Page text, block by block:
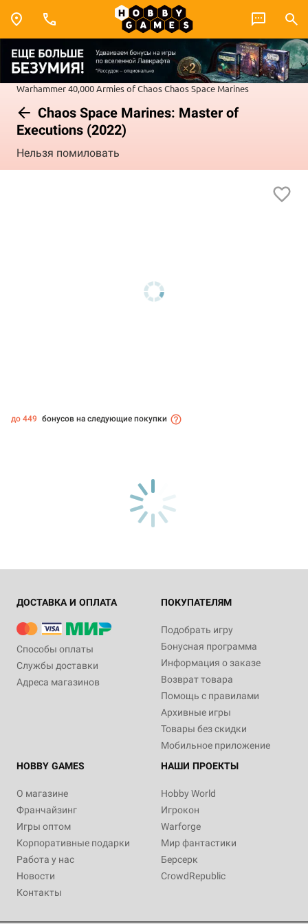
Warhammer 40,000Armies of ChaosChaos Space Marines
Chaos Space Marines: Master of
Executions (2022)
Нельзя помиловать
до 449 бонусов на следующие покупки
ДОСТАВКА И ОПЛАТА
Способы оплаты
Службы доставки
Адреса магазинов
ПОКУПАТЕЛЯМ
Подобрать игру
Бонусная программа
Информация о заказе
Возврат товара
Помощь с правилами
Архивные игры
Товары без скидки
Мобильное приложение
HOBBY GAMES
О магазине
Франчайзинг
Игры оптом
Корпоративные подарки
Работа у нас
Новости
Контакты
НАШИ ПРОЕКТЫ
Hobby World
Игрокон
Warforge
Мир фантастики
Берсерк
CrowdRepublic